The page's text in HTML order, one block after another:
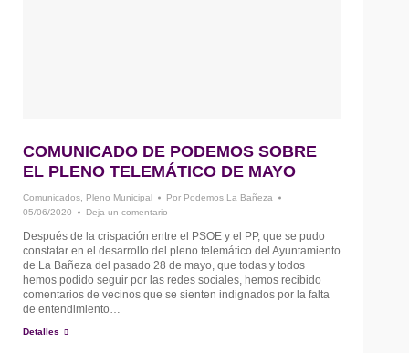
COMUNICADO DE PODEMOS SOBRE
EL PLENO TELEMÁTICO DE MAYO
Comunicados Pleno Municipal Por Podemos La Bañeza
05/06/2020
Deja un comentario
Después de la crispación entre el PSOE y el PP, que se pudo
constatar en el desarrollo del pleno telemático del Ayuntamiento
de La Bañeza del pasado 28 de mayo, que todas y todos
hemos podido seguir por las redes sociales, hemos recibido
comentarios de vecinos que se sienten indignados por la falta
de entendimiento…
Detalles